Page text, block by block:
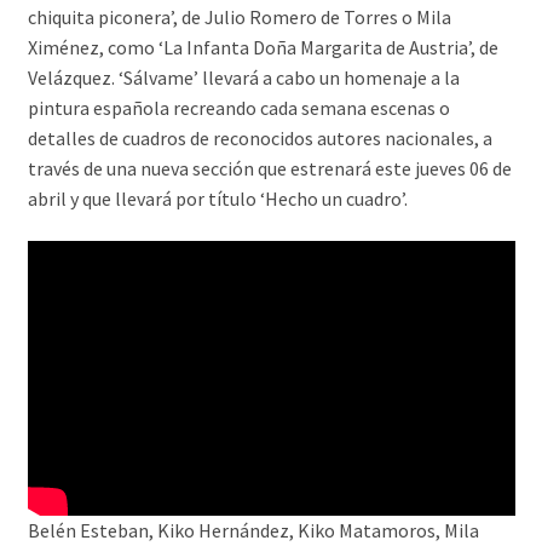
chiquita piconera’, de Julio Romero de Torres o Mila
Ximénez, como ‘La Infanta Doña Margarita de Austria’, de
Velázquez. ‘Sálvame’ llevará a cabo un homenaje a la
pintura española recreando cada semana escenas o
detalles de cuadros de reconocidos autores nacionales, a
través de una nueva sección que estrenará este jueves 06 de
abril y que llevará por título ‘Hecho un cuadro’.
Belén Esteban, Kiko Hernández, Kiko Matamoros, Mila